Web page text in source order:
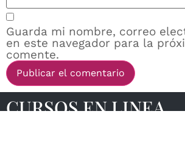
Guarda mi nombre, correo
en este navegador para la
comente.
CURSOS EN LINEA